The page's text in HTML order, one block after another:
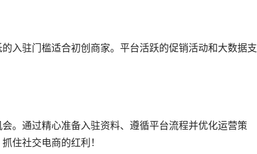
入驻门槛适合初创商家。平台活跃的促销活动和大数据支
。通过精心准备入驻资料、遵循平台流程并优化运营策
住社交电商的红利！